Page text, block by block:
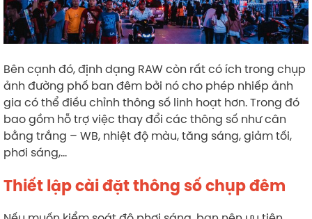
Bên cạnh đó, định dạng RAW còn rất có ích trong chụp
ảnh đường phố ban đêm bởi nó cho phép nhiếp ảnh
gia có thể điều chỉnh thông số linh hoạt hơn. Trong đó
bao gồm hỗ trợ việc thay đổi các thông số như cân
bằng trắng – WB, nhiệt độ màu, tăng sáng, giảm tối,
phơi sáng,…
Thiết lập cài đặt thông số chụp đêm